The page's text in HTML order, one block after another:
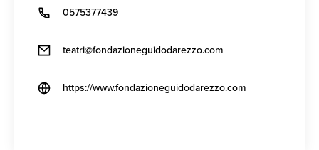
0575377439
teatri@fondazioneguidodarezzo.com
https://www.fondazioneguidodarezzo.com